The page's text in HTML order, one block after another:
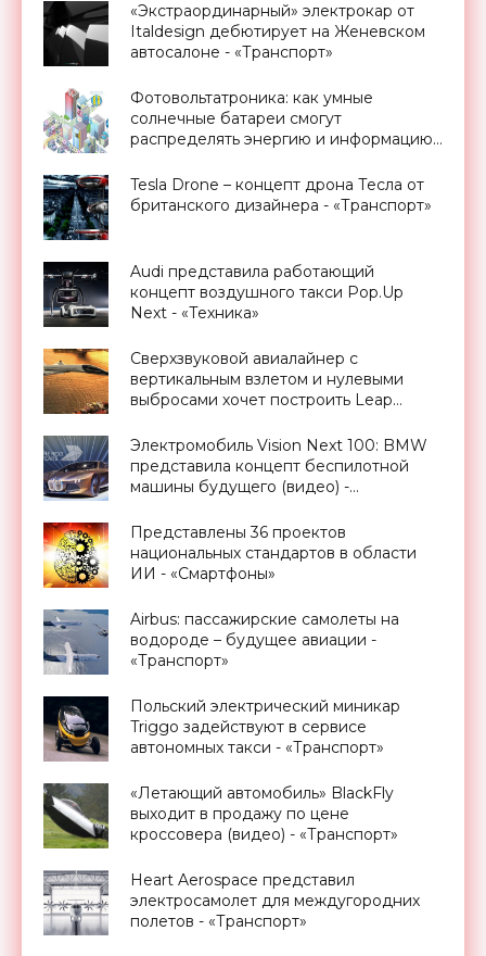
«Экстраординарный» электрокар от
Italdesign дебютирует на Женевском
автосалоне - «Транспорт»
Фотовольтатроника: как умные
солнечные батареи смогут
распределять энергию и информацию
Tesla Drone – концепт дрона Тесла от
британского дизайнера - «Транспорт»
Audi представила работающий
концепт воздушного такси Pop.Up
Next - «Техника»
Сверхзвуковой авиалайнер с
вертикальным взлетом и нулевыми
выбросами хочет построить Leap
Электромобиль Vision Next 100: BMW
представила концепт беспилотной
машины будущего (видео) -
Представлены 36 проектов
национальных стандартов в области
ИИ - «Смартфоны»
Airbus: пассажирские самолеты на
водороде – будущее авиации -
«Транспорт»
Польский электрический миникар
Triggo задействуют в сервисе
автономных такси - «Транспорт»
«Летающий автомобиль» BlackFly
выходит в продажу по цене
кроссовера (видео) - «Транспорт»
Heart Aerospace представил
электросамолет для междугородних
полетов - «Транспорт»